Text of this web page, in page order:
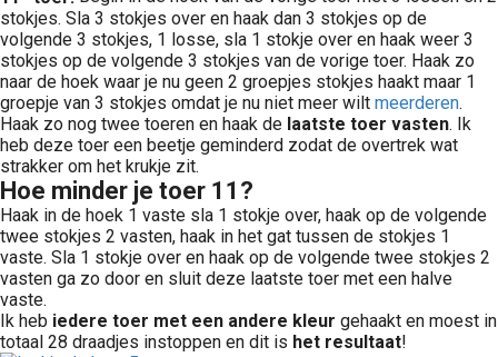
stokjes. Sla 3 stokjes over en haak dan 3 stokjes op de
volgende 3 stokjes, 1 losse, sla 1 stokje over en haak weer 3
stokjes op de volgende 3 stokjes van de vorige toer. Haak zo
naar de hoek waar je nu geen 2 groepjes stokjes haakt maar 1
groepje van 3 stokjes omdat je nu niet meer wilt meerderen.
Haak zo nog twee toeren en haak de laatste toer vasten. Ik
heb deze toer een beetje geminderd zodat de overtrek wat
strakker om het krukje zit.
Hoe minder je toer 11?
Haak in de hoek 1 vaste sla 1 stokje over, haak op de volgende
twee stokjes 2 vasten, haak in het gat tussen de stokjes 1
vaste. Sla 1 stokje over en haak op de volgende twee stokjes 2
vasten ga zo door en sluit deze laatste toer met een halve
vaste.
Ik heb iedere toer met een andere kleur gehaakt en moest in
totaal 28 draadjes instoppen en dit is het resultaat!